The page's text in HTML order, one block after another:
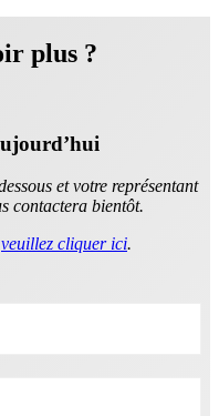
plus ?
et votre représentant
contactera bientôt.
veuillez cliquer ici.​